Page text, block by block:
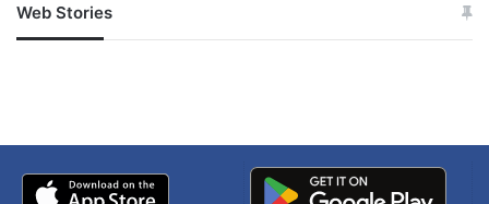
क्या है डबल सब्सिडी योजना?
1 kW सिस्टम: ₹45,000 कुल सब्सिडी
Web Stories
जम्मू-कश्मीर में बारिश से
अपडेट
खाई में धक्का… आरोपियों ने